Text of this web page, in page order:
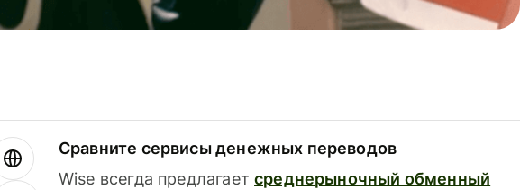
Сравните сервисы денежных переводов
Wise всегда предлагаетсреднерыночный обменный